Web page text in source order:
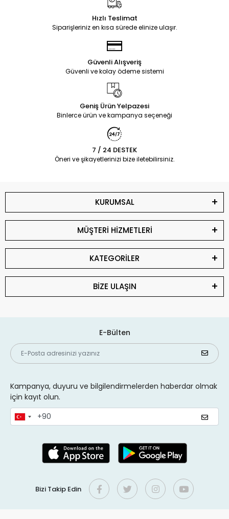
Hızlı Teslimat
Siparişleriniz en kısa sürede elinize ulaşır.
Güvenli Alışveriş
Güvenli ve kolay ödeme sistemi
Geniş Ürün Yelpazesi
Binlerce ürün ve kampanya seçeneği
7 / 24 DESTEK
Öneri ve şikayetlerinizi bize iletebilirsiniz.
KURUMSAL
MÜŞTERİ HİZMETLERİ
KATEGORİLER
BİZE ULAŞIN
E-Bülten
Kampanya, duyuru ve bilgilendirmelerden haberdar olmak
için kayıt olun.
Bizi Takip Edin